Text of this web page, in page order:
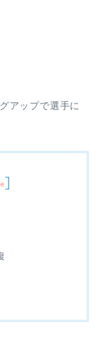
アップで選手に
]